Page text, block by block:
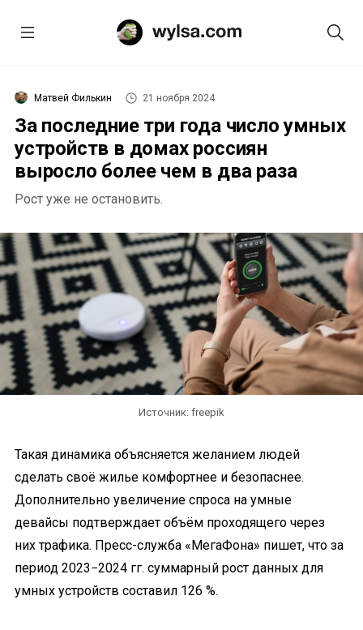
Матвей Филькин 21 ноября 2024
За последние три года число умных
устройств в домах россиян
выросло более чем в два раза
Рост уже не остановить.
Источник: freepik
Такая динамика объясняется желанием людей
сделать своё жилье комфортнее и безопаснее.
Дополнительно увеличение спроса на умные
девайсы подтверждает объём проходящего через
них трафика. Пресс-служба «МегаФона» пишет, что за
период 2023−2024 гг. суммарный рост данных для
умных устройств составил 126 %.